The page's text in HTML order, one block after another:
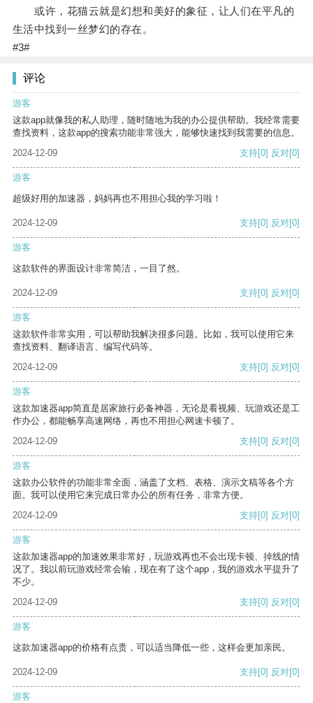
或许，花猫云就是幻想和美好的象征，让人们在平凡的
生活中找到一丝梦幻的存在。
#3#
评论
游客
这款app就像我的私人助理，随时随地为我的办公提供帮助。我经常需要
查找资料，这款app的搜索功能非常强大，能够快速找到我需要的信息。
2024-12-09
支持[0] 反对[0]
游客
超级好用的加速器，妈妈再也不用担心我的学习啦！
2024-12-09 支持[0] 反对[0]
游客
这款软件的界面设计非常简洁，一目了然。
2024-12-09 支持[0] 反对[0]
游客
这款软件非常实用，可以帮助我解决很多问题。比如，我可以使用它来
查找资料、翻译语言、编写代码等。
2024-12-09
支持[0] 反对[0]
游客
这款加速器app简直是居家旅行必备神器，无论是看视频、玩游戏还是工
作办公，都能畅享高速网络，再也不用担心网速卡顿了。
2024-12-09
支持[0] 反对[0]
游客
这款办公软件的功能非常全面，涵盖了文档、表格、演示文稿等各个方
面。我可以使用它来完成日常办公的所有任务，非常方便。
2024-12-09
支持[0] 反对[0]
游客
这款加速器app的加速效果非常好，玩游戏再也不会出现卡顿、掉线的情
况了。我以前玩游戏经常会输，现在有了这个app，我的游戏水平提升了
不少。
2024-12-09
支持[0] 反对[0]
游客
这款加速器app的价格有点贵，可以适当降低一些，这样会更加亲民。
2024-12-09 支持[0] 反对[0]
游客